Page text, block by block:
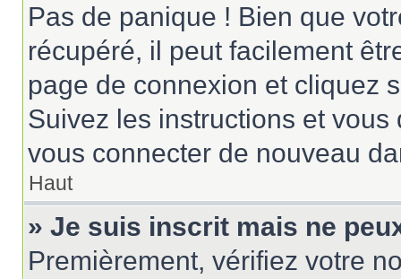
Pas de panique ! Bien que
récupéré, il peut facilement
page de connexion et cliquez
Suivez les instructions et
vous connecter de nouveau
Haut
» Je suis inscrit mais ne
Premièrement, vérifiez votre